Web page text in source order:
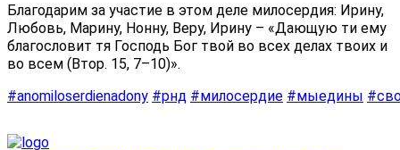
Благодарим за участие в этом деле милосердия: Ирину,
Любовь, Марину, Нонну, Веру, Ирину – «Дающую ти ему
благословит тя Господь Бог твой во всех делах твоих и
во всем (Втор. 15, 7–10)».
#anomiloserdienadony #рнд #милосердие #мыедины